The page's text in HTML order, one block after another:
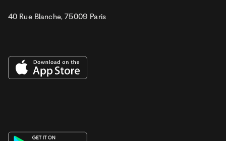
40 Rue Blanche, 75009 Paris